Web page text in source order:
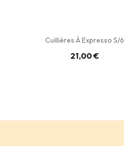
Cuillières À Expresso S/6
21,00 €